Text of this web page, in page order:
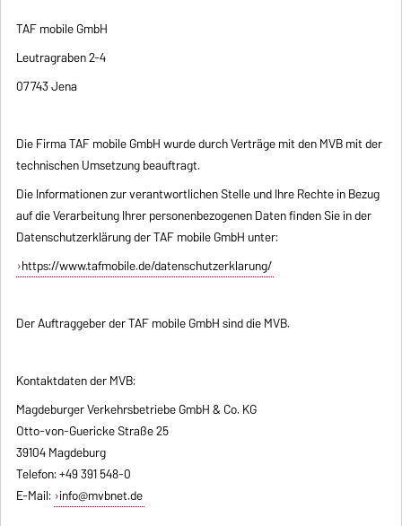
TAF mobile GmbH
Leutragraben 2-4
07743 Jena
Die Firma TAF mobile GmbH wurde durch Verträge mit den MVB mit der
technischen Umsetzung beauftragt.
Die Informationen zur verantwortlichen Stelle und Ihre Rechte in Bezug
auf die Verarbeitung Ihrer personenbezogenen Daten finden Sie in der
Datenschutzerklärung der TAF mobile GmbH unter:
https://www.tafmobile.de/datenschutzerklarung/
Der Auftraggeber der TAF mobile GmbH sind die MVB.
Kontaktdaten der MVB:
Magdeburger Verkehrsbetriebe GmbH & Co. KG
Otto-von-Guericke Straße 25
39104 Magdeburg
Telefon: +49 391 548-0
E-Mail: info@mvbnet.de